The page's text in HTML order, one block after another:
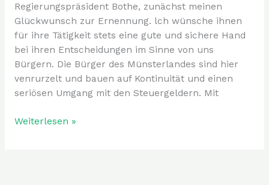
Regierungspräsident Bothe, zunächst meinen
Glückwunsch zur Ernennung. lch wünsche ihnen
für ihre Tätigkeit stets eine gute und sichere Hand
bei ihren Entscheidungen im Sinne von uns
Bürgern. Die Bürger des Münsterlandes sind hier
venrurzelt und bauen auf Kontinuität und einen
seriösen Umgang mit den Steuergeldern. Mit
Weiterlesen »